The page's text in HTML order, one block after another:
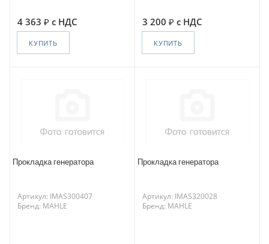
4 363 с НДС
КУПИТЬ
3 200 с НДС
КУПИТЬ
Прокладка генератора
Артикул: IMAS300407
Бренд: MAHLE
Прокладка генератора
Артикул: IMAS320028
Бренд: MAHLE